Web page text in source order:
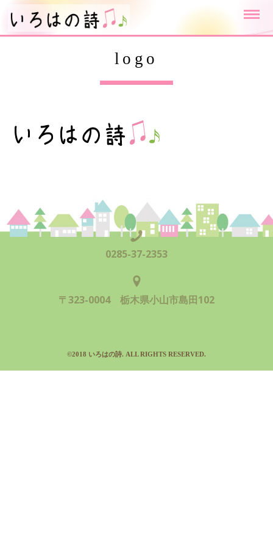
logo
0285-37-2353
〒323-0004 栃木県小山市島田102
©2018 いろはの詩. ALL RIGHTS RESERVED.